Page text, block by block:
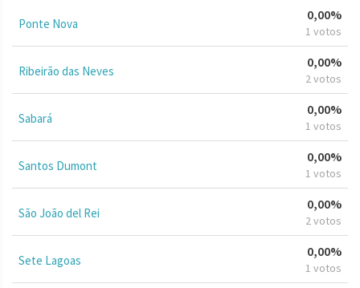
Ponte Nova
0,00%
1 votos
Ribeirão das Neves
0,00%
2 votos
Sabará
0,00%
1 votos
Santos Dumont
0,00%
1 votos
São João del Rei
0,00%
2 votos
Sete Lagoas
0,00%
1 votos